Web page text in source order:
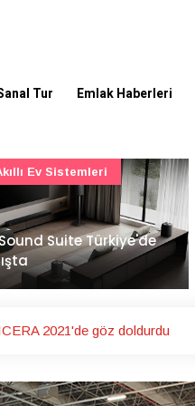
Tur Emlak Haberleri
Havalimanı'nın 4.
pistinde sona doğru
2021'de göz doldurdu